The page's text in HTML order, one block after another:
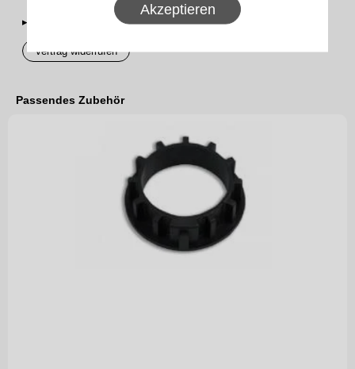
Akzeptieren
▸Widerrufsbelehrung
Vertrag widerrufen
Passendes Zubehör